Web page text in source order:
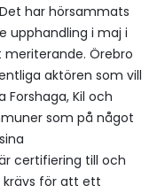
har hörsammats
upphandling i maj i
Örebro
aktören som vill
Forshaga, Kil och
som på något
certifiering till och
krävs för att ett